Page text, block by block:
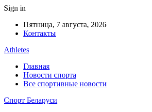
Sign in
Пятница, 7 августа, 2026
Контакты
Athletes
Главная
Новости спорта
Все спортивные новости
Спорт Беларуси